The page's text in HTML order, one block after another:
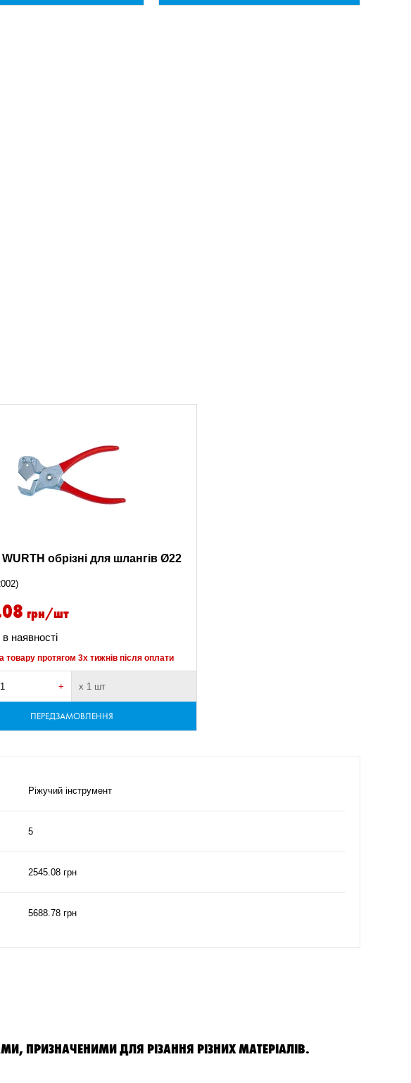
WURTH обрізні для шлангів Ø22
грн/шт
наявності
товару протягом 3х тижнів після оплати
+ х 1 шт
ПЕРЕДЗАМОВЛЕННЯ
Ріжучий інструмент
5
2545.08 грн
5688.78 грн
ПРИЗНАЧЕНИМИ ДЛЯ РІЗАННЯ РІЗНИХ МАТЕРІАЛІВ.